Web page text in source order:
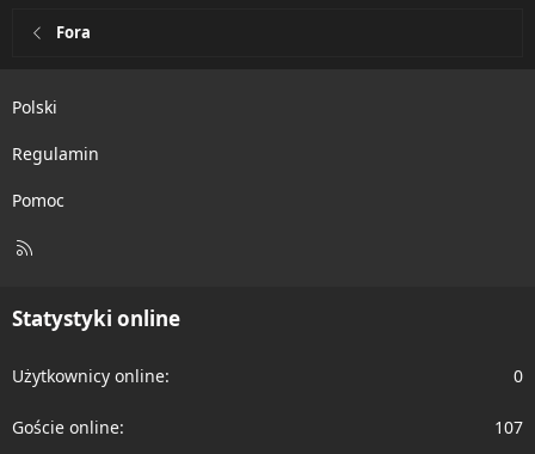
Fora
Polski
Regulamin
Pomoc
R
Statystyki online
Użytkownicy online 0
Goście online 107